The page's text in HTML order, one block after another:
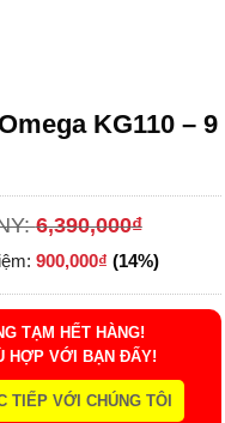
KG110 – 9
6,390,000₫
900,000₫ (14%)
TẠM HẾT HÀNG!
HỢP VỚI BẠN ĐẤY!
TIẾP VỚI CHÚNG TÔI